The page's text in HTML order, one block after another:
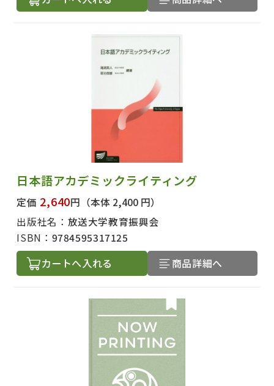
日本語アカデミックライティング
定価 2,640円 （本体 2,400 円）
出版社名： 放送大学教育振興会
ISBN： 9784595317125
カートへ入れる 商品詳細へ